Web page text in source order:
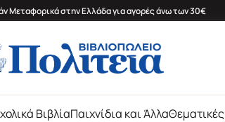
Μεταφορικά στην Ελλάδα για αγορές άνω των 30€
ΒιβλίαΠαιχνίδια και Άλλα